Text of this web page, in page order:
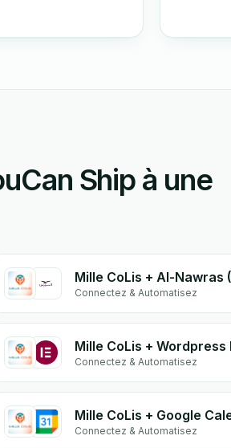
Ship à une
Connectez & Automatisez
Connectez & Automatisez
Mille CoLis + Google
Connectez & Automatisez